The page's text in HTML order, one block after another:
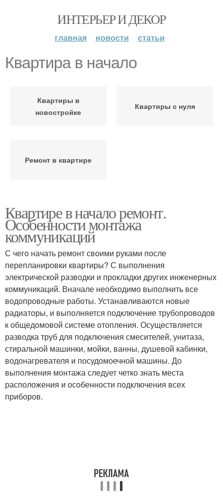
ИНТЕРЬЕР И ДЕКОР
главная новости статьи
Квартира в начало
Квартиры в
новостройке
Квартиры с нуля
Ремонт в квартире
Квартире в начало ремонт.
Особенности монтажа
коммуникаций
С чего начать ремонт своими руками после
перепланировки квартиры? С выполнения
электрической разводки и прокладки других инженерных
коммуникаций. Вначале необходимо выполнить все
водопроводные работы. Устанавливаются новые
радиаторы, и выполняется подключение трубопроводов
к общедомовой системе отопления. Осуществляется
разводка труб для подключения смесителей, унитаза,
стиральной машинки, мойки, ванны, душевой кабинки,
водонагревателя и посудомоечной машины. До
выполнения монтажа следует четко знать места
расположения и особенности подключения всех
приборов.